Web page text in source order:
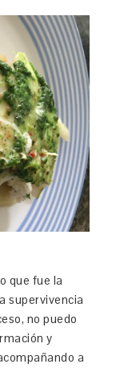
que fue la
supervivencia
no puedo
y
a